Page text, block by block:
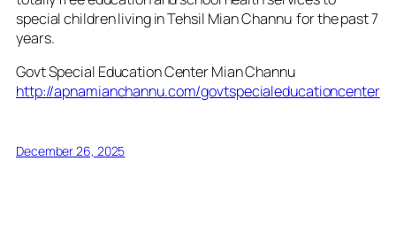
special children living in Tehsil Mian Channu for the past 7
years.
Govt Special Education Center Mian Channu
http://apnamianchannu.com/govtspecialeducationcenter
December 26, 2025